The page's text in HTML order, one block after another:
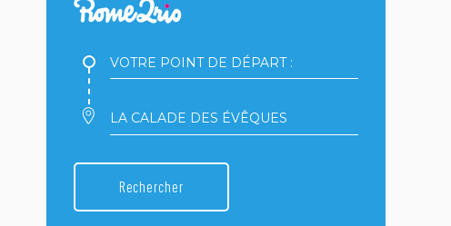
Votre
point
:Votre
point
Rechercher